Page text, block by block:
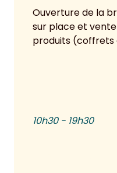
Ouverture de la
sur place et
produits (coffrets
10h30 - 19h30